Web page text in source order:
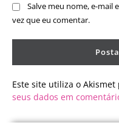
Salve meu nome, e-mail
vez que eu comentar.
Este site utiliza o
seus dados em